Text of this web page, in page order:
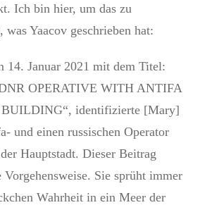
Ich bin hier, um das zu
Yaacov geschrieben hat:
14. Januar 2021 mit dem Titel:
OPERATIVE WITH ANTIFA
identifizierte [Mary]
und einen russischen Operator
Hauptstadt. Dieser Beitrag
Sie sprüht immer
Wahrheit in ein Meer der